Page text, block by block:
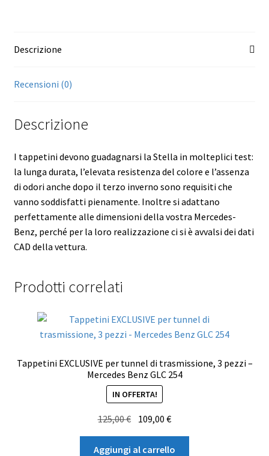
Mercedes
GLC
Descrizione
Recensioni (0)
Descrizione
I tappetini devono guadagnarsi la Stella in molteplici test:
la lunga durata, l’elevata resistenza del colore e l’assenza
di odori anche dopo il terzo inverno sono requisiti che
vanno soddisfatti pienamente. Inoltre si adattano
perfettamente alle dimensioni della vostra Mercedes-
Benz, perché per la loro realizzazione ci si è avvalsi dei dati
CAD della vettura.
Prodotti correlati
Tappetini EXCLUSIVE per tunnel di trasmissione, 3 pezzi –
Mercedes Benz GLC 254
IN OFFERTA!
125,00€
originale
109,00€Il
attuale
Aggiungi al carrello